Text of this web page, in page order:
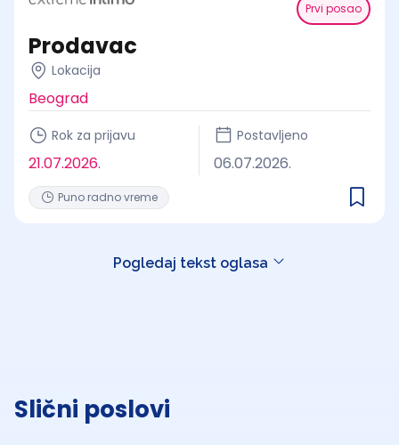
Prvi posao
Prodavac
Lokacija
Beograd
Rok za prijavu
21.07.2026.
Postavljeno
06.07.2026.
Puno radno vreme
Pogledaj tekst oglasa
Slični poslovi